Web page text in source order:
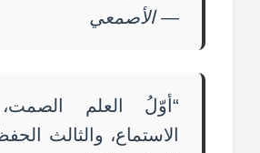
—الأصمعي
“أوّلُ العلم الصمت،
الاستماع، والثالث